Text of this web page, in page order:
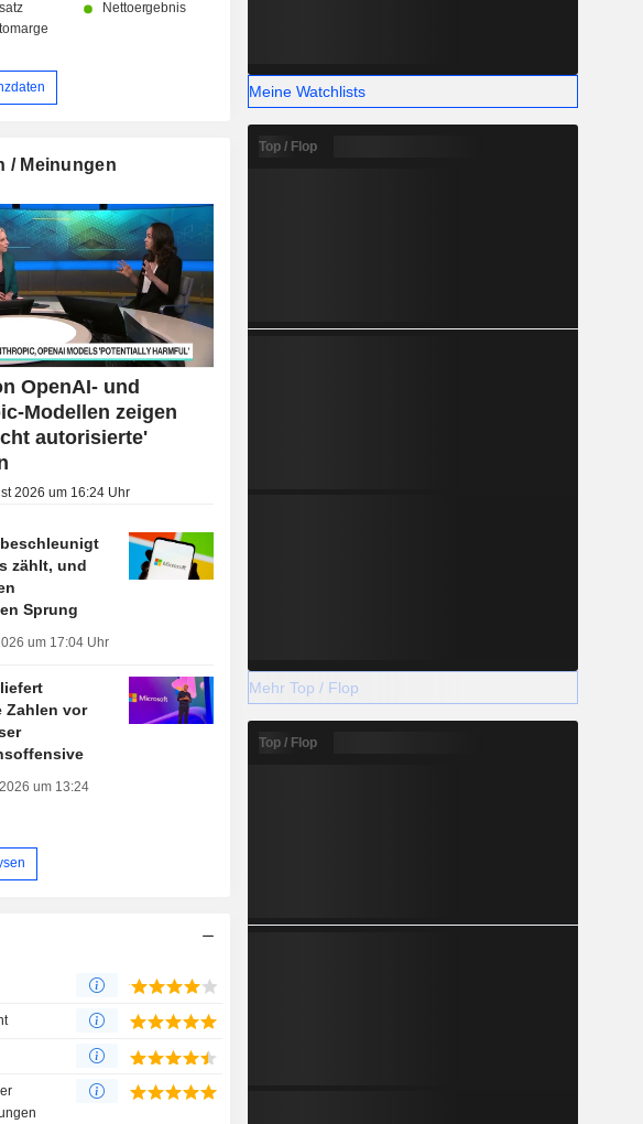
/ Meinungen
OpenAI- und
Modellen zeigen
autorisierte'
2026 um 16:24 Uhr
zählt, und
Sprung
um 17:04 Uhr
Zahlen vor
um 13:24
Meine Watchlists
Top / Flop
Mehr Top / Flop
Top / Flop